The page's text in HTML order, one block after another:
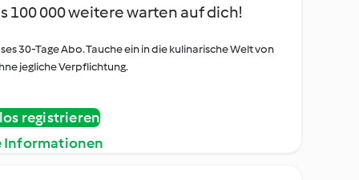
100 000 weitere warten auf dich!
30-Tage Abo. Tauche ein in die kulinarische Welt von
jegliche Verpflichtung.
registrieren
Informationen